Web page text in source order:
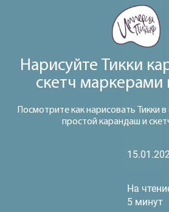
Нарисуйте Тикки
скетч маркерами
Посмотрите как нарисовать Тикки
простой карандаш и
На
5 минут